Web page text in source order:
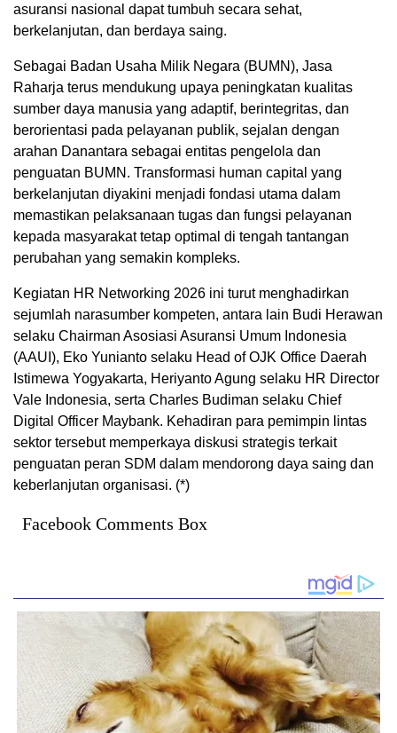
asuransi nasional dapat tumbuh secara sehat,
berkelanjutan, dan berdaya saing.
Sebagai Badan Usaha Milik Negara (BUMN), Jasa
Raharja terus mendukung upaya peningkatan kualitas
sumber daya manusia yang adaptif, berintegritas, dan
berorientasi pada pelayanan publik, sejalan dengan
arahan Danantara sebagai entitas pengelola dan
penguatan BUMN. Transformasi human capital yang
berkelanjutan diyakini menjadi fondasi utama dalam
memastikan pelaksanaan tugas dan fungsi pelayanan
kepada masyarakat tetap optimal di tengah tantangan
perubahan yang semakin kompleks.
Kegiatan HR Networking 2026 ini turut menghadirkan
sejumlah narasumber kompeten, antara lain Budi Herawan
selaku Chairman Asosiasi Asuransi Umum Indonesia
(AAUI), Eko Yunianto selaku Head of OJK Office Daerah
Istimewa Yogyakarta, Heriyanto Agung selaku HR Director
Vale Indonesia, serta Charles Budiman selaku Chief
Digital Officer Maybank. Kehadiran para pemimpin lintas
sektor tersebut memperkaya diskusi strategis terkait
penguatan peran SDM dalam mendorong daya saing dan
keberlanjutan organisasi. (*)
Facebook Comments Box